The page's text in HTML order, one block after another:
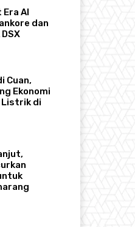
AI
dan
Cuan,
Ekonomi
Listrik di